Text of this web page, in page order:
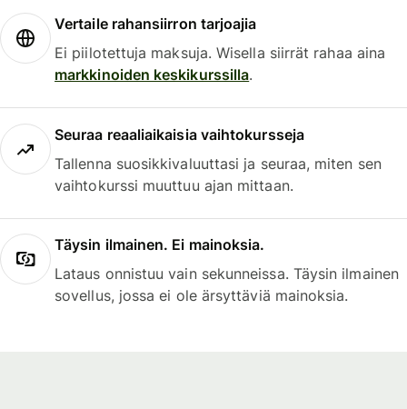
Vertaile rahansiirron tarjoajia
Ei piilotettuja maksuja. Wisella siirrät rahaa aina
markkinoiden keskikurssilla.
Seuraa reaaliaikaisia vaihtokursseja
Tallenna suosikkivaluuttasi ja seuraa, miten sen
vaihtokurssi muuttuu ajan mittaan.
Täysin ilmainen. Ei mainoksia.
Lataus onnistuu vain sekunneissa. Täysin ilmainen
sovellus, jossa ei ole ärsyttäviä mainoksia.